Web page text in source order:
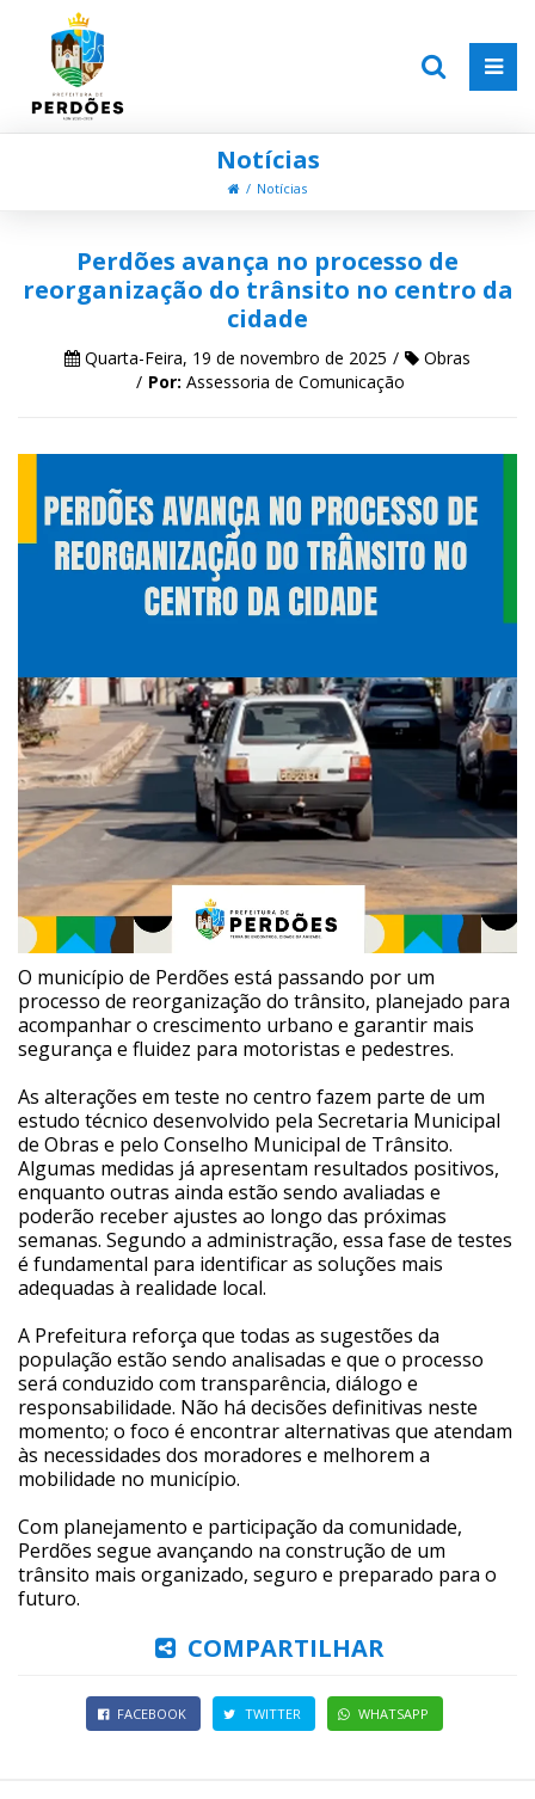
Notícias
Notícias
Perdões avança no processo de
reorganização do trânsito no centro da
cidade
Quarta-Feira, 19 de novembro de 2025
Obras
Por: Assessoria de Comunicação
O município de Perdões está passando por um
processo de reorganização do trânsito, planejado para
acompanhar o crescimento urbano e garantir mais
segurança e fluidez para motoristas e pedestres.
As alterações em teste no centro fazem parte de um
estudo técnico desenvolvido pela Secretaria Municipal
de Obras e pelo Conselho Municipal de Trânsito.
Algumas medidas já apresentam resultados positivos,
enquanto outras ainda estão sendo avaliadas e
poderão receber ajustes ao longo das próximas
semanas. Segundo a administração, essa fase de testes
é fundamental para identificar as soluções mais
adequadas à realidade local.
A Prefeitura reforça que todas as sugestões da
população estão sendo analisadas e que o processo
será conduzido com transparência, diálogo e
responsabilidade. Não há decisões definitivas neste
momento; o foco é encontrar alternativas que atendam
às necessidades dos moradores e melhorem a
mobilidade no município.
Com planejamento e participação da comunidade,
Perdões segue avançando na construção de um
trânsito mais organizado, seguro e preparado para o
futuro.
COMPARTILHAR
FACEBOOK TWITTER WHATSAPP